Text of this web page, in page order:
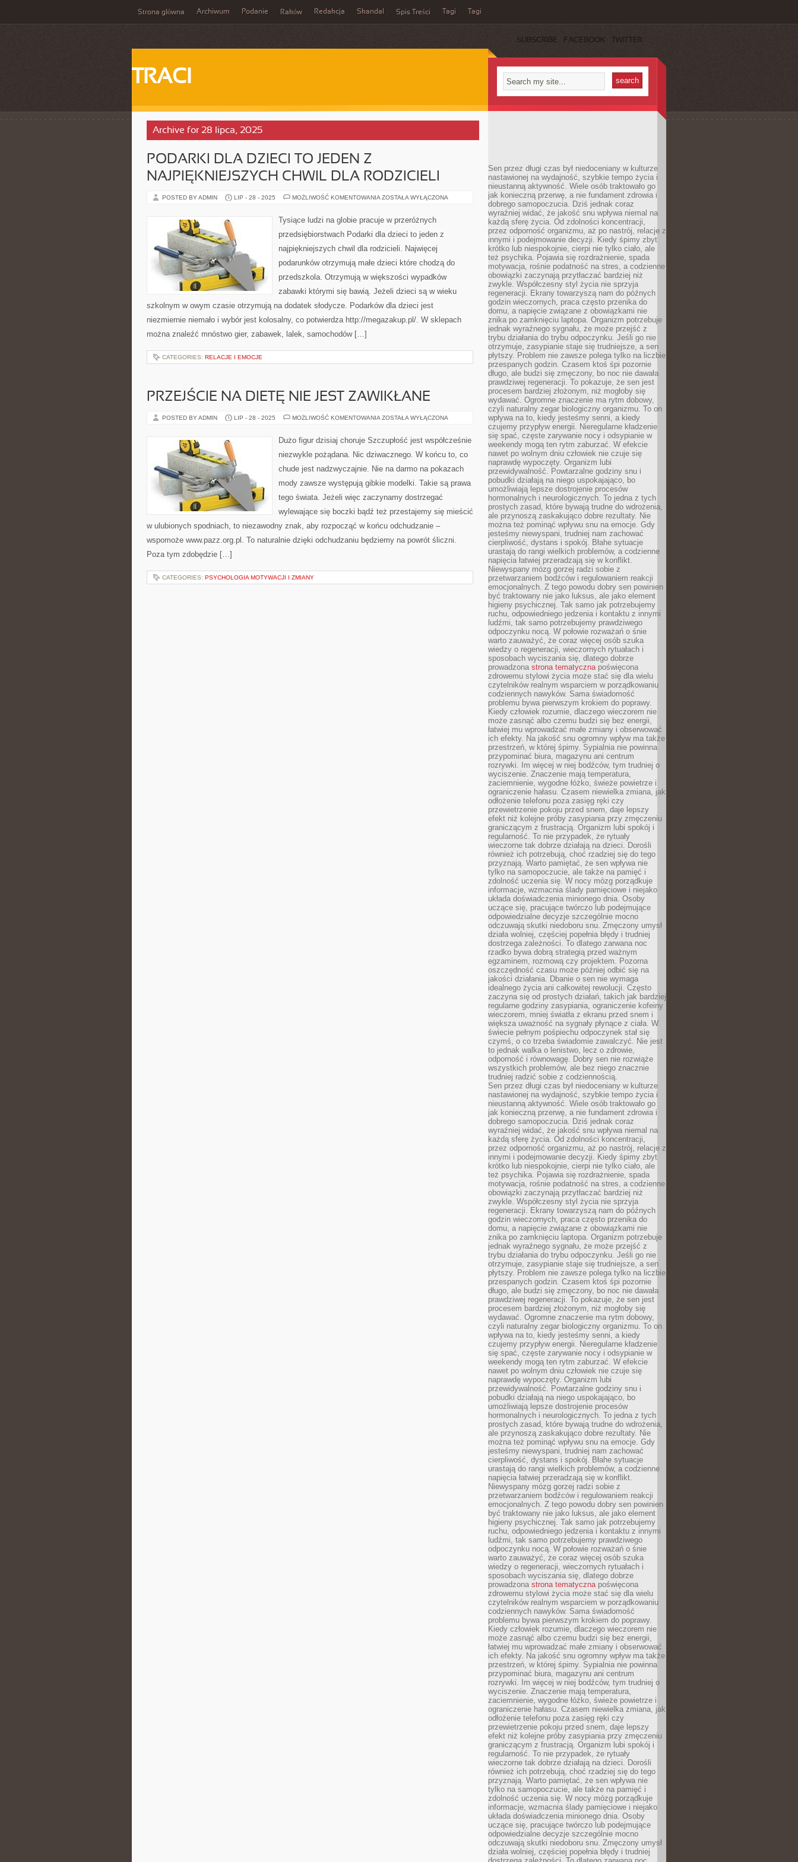
Strona główna Archiwum Podanie Raków Redakcja Skandal Spis Treści Tagi Tagi
SUBSCRIBE FACEBOOK TWITTER
TRACI
Archive for 28 lipca, 2025
PODARKI DLA DZIECI TO JEDEN Z
NAJPIĘKNIEJSZYCH CHWIL DLA RODZICIELI
POSTED BY ADMIN LIP - 28 - 2025 MOŻLIWOŚĆ KOMENTOWANIA PODARKI
JEDEN
NAJPIĘKNIEJSZYCH
DLA
ZOSTAŁA WYŁĄCZONA
Tysiące ludzi na globie pracuje w przeróżnych
przedsiębiorstwach Podarki dla dzieci to jeden z
najpiękniejszych chwil dla rodzicieli. Najwięcej
podarunków otrzymują małe dzieci które chodzą do
przedszkola. Otrzymują w większości wypadków
zabawki którymi się bawią. Jeżeli dzieci są w wieku
szkolnym w owym czasie otrzymują na dodatek słodycze. Podarków dla dzieci jest
niezmiernie niemało i wybór jest kolosalny, co potwierdza http://megazakup.pl/. W sklepach
można znaleźć mnóstwo gier, zabawek, lalek, samochodów […]
CATEGORIES: RELACJE I EMOCJE
PRZEJŚCIE NA DIETĘ NIE JEST ZAWIKŁANE
POSTED BY ADMIN LIP - 28 - 2025 MOŻLIWOŚĆ KOMENTOWANIA PRZEJŚCIE
JEST
ZOSTAŁA WYŁĄCZONA
Dużo figur dzisiaj choruje Szczupłość jest współcześnie
niezwykle pożądana. Nic dziwacznego. W końcu to, co
chude jest nadzwyczajnie. Nie na darmo na pokazach
mody zawsze występują gibkie modelki. Takie są prawa
tego świata. Jeżeli więc zaczynamy dostrzegać
wylewające się boczki bądź też przestajemy się mieścić
w ulubionych spodniach, to niezawodny znak, aby rozpocząć w końcu odchudzanie –
wspomoże www.pazz.org.pl. To naturalnie dzięki odchudzaniu będziemy na powrót śliczni.
Poza tym zdobędzie […]
CATEGORIES: PSYCHOLOGIA MOTYWACJI I ZMIANY
Sen przez długi czas był niedoceniany w kulturze
nastawionej na wydajność, szybkie tempo życia i
nieustanną aktywność. Wiele osób traktowało go
jak konieczną przerwę, a nie fundament zdrowia i
dobrego samopoczucia. Dziś jednak coraz
wyraźniej widać, że jakość snu wpływa niemal na
każdą sferę życia. Od zdolności koncentracji,
przez odporność organizmu, aż po nastrój, relacje z
innymi i podejmowanie decyzji. Kiedy śpimy zbyt
krótko lub niespokojnie, cierpi nie tylko ciało, ale
też psychika. Pojawia się rozdrażnienie, spada
motywacja, rośnie podatność na stres, a codzienne
obowiązki zaczynają przytłaczać bardziej niż
zwykle. Współczesny styl życia nie sprzyja
regeneracji. Ekrany towarzyszą nam do późnych
godzin wieczornych, praca często przenika do
domu, a napięcie związane z obowiązkami nie
znika po zamknięciu laptopa. Organizm potrzebuje
jednak wyraźnego sygnału, że może przejść z
trybu działania do trybu odpoczynku. Jeśli go nie
otrzymuje, zasypianie staje się trudniejsze, a sen
płytszy. Problem nie zawsze polega tylko na liczbie
przespanych godzin. Czasem ktoś śpi pozornie
długo, ale budzi się zmęczony, bo noc nie dawała
prawdziwej regeneracji. To pokazuje, że sen jest
procesem bardziej złożonym, niż mogłoby się
wydawać. Ogromne znaczenie ma rytm dobowy,
czyli naturalny zegar biologiczny organizmu. To on
wpływa na to, kiedy jesteśmy senni, a kiedy
czujemy przypływ energii. Nieregularne kładzenie
się spać, częste zarywanie nocy i odsypianie w
weekendy mogą ten rytm zaburzać. W efekcie
nawet po wolnym dniu człowiek nie czuje się
naprawdę wypoczęty. Organizm lubi
przewidywalność. Powtarzalne godziny snu i
pobudki działają na niego uspokajająco, bo
umożliwiają lepsze dostrojenie procesów
hormonalnych i neurologicznych. To jedna z tych
prostych zasad, które bywają trudne do wdrożenia,
ale przynoszą zaskakująco dobre rezultaty. Nie
można też pominąć wpływu snu na emocje. Gdy
jesteśmy niewyspani, trudniej nam zachować
cierpliwość, dystans i spokój. Błahe sytuacje
urastają do rangi wielkich problemów, a codzienne
napięcia łatwiej przeradzają się w konflikt.
Niewyspany mózg gorzej radzi sobie z
przetwarzaniem bodźców i regulowaniem reakcji
emocjonalnych. Z tego powodu dobry sen powinien
być traktowany nie jako luksus, ale jako element
higieny psychicznej. Tak samo jak potrzebujemy
ruchu, odpowiedniego jedzenia i kontaktu z innymi
ludźmi, tak samo potrzebujemy prawdziwego
odpoczynku nocą. W połowie rozważań o śnie
warto zauważyć, że coraz więcej osób szuka
wiedzy o regeneracji, wieczornych rytuałach i
sposobach wyciszania się, dlatego dobrze
prowadzona strona tematycznapoświęcona
zdrowemu stylowi życia może stać się dla wielu
czytelników realnym wsparciem w porządkowaniu
codziennych nawyków. Sama świadomość
problemu bywa pierwszym krokiem do poprawy.
Kiedy człowiek rozumie, dlaczego wieczorem nie
może zasnąć albo czemu budzi się bez energii,
łatwiej mu wprowadzać małe zmiany i obserwować
ich efekty. Na jakość snu ogromny wpływ ma także
przestrzeń, w której śpimy. Sypialnia nie powinna
przypominać biura, magazynu ani centrum
rozrywki. Im więcej w niej bodźców, tym trudniej o
wyciszenie. Znaczenie mają temperatura,
zaciemnienie, wygodne łóżko, świeże powietrze i
ograniczenie hałasu. Czasem niewielka zmiana, jak
odłożenie telefonu poza zasięg ręki czy
przewietrzenie pokoju przed snem, daje lepszy
efekt niż kolejne próby zasypiania przy zmęczeniu
graniczącym z frustracją. Organizm lubi spokój i
regularność. To nie przypadek, że rytuały
wieczorne tak dobrze działają na dzieci. Dorośli
również ich potrzebują, choć rzadziej się do tego
przyznają. Warto pamiętać, że sen wpływa nie
tylko na samopoczucie, ale także na pamięć i
zdolność uczenia się. W nocy mózg porządkuje
informacje, wzmacnia ślady pamięciowe i niejako
układa doświadczenia minionego dnia. Osoby
uczące się, pracujące twórczo lub podejmujące
odpowiedzialne decyzje szczególnie mocno
odczuwają skutki niedoboru snu. Zmęczony umysł
działa wolniej, częściej popełnia błędy i trudniej
dostrzega zależności. To dlatego zarwana noc
rzadko bywa dobrą strategią przed ważnym
egzaminem, rozmową czy projektem. Pozorna
oszczędność czasu może później odbić się na
jakości działania. Dbanie o sen nie wymaga
idealnego życia ani całkowitej rewolucji. Często
zaczyna się od prostych działań, takich jak bardziej
regularne godziny zasypiania, ograniczenie kofeiny
wieczorem, mniej światła z ekranu przed snem i
większa uważność na sygnały płynące z ciała. W
świecie pełnym pośpiechu odpoczynek stał się
czymś, o co trzeba świadomie zawalczyć. Nie jest
to jednak walka o lenistwo, lecz o zdrowie,
odporność i równowagę. Dobry sen nie rozwiąże
wszystkich problemów, ale bez niego znacznie
trudniej radzić sobie z codziennością.
Sen przez długi czas był niedoceniany w kulturze
nastawionej na wydajność, szybkie tempo życia i
nieustanną aktywność. Wiele osób traktowało go
jak konieczną przerwę, a nie fundament zdrowia i
dobrego samopoczucia. Dziś jednak coraz
wyraźniej widać, że jakość snu wpływa niemal na
każdą sferę życia. Od zdolności koncentracji,
przez odporność organizmu, aż po nastrój, relacje z
innymi i podejmowanie decyzji. Kiedy śpimy zbyt
krótko lub niespokojnie, cierpi nie tylko ciało, ale
też psychika. Pojawia się rozdrażnienie, spada
motywacja, rośnie podatność na stres, a codzienne
obowiązki zaczynają przytłaczać bardziej niż
zwykle. Współczesny styl życia nie sprzyja
regeneracji. Ekrany towarzyszą nam do późnych
godzin wieczornych, praca często przenika do
domu, a napięcie związane z obowiązkami nie
znika po zamknięciu laptopa. Organizm potrzebuje
jednak wyraźnego sygnału, że może przejść z
trybu działania do trybu odpoczynku. Jeśli go nie
otrzymuje, zasypianie staje się trudniejsze, a sen
płytszy. Problem nie zawsze polega tylko na liczbie
przespanych godzin. Czasem ktoś śpi pozornie
długo, ale budzi się zmęczony, bo noc nie dawała
prawdziwej regeneracji. To pokazuje, że sen jest
procesem bardziej złożonym, niż mogłoby się
wydawać. Ogromne znaczenie ma rytm dobowy,
czyli naturalny zegar biologiczny organizmu. To on
wpływa na to, kiedy jesteśmy senni, a kiedy
czujemy przypływ energii. Nieregularne kładzenie
się spać, częste zarywanie nocy i odsypianie w
weekendy mogą ten rytm zaburzać. W efekcie
nawet po wolnym dniu człowiek nie czuje się
naprawdę wypoczęty. Organizm lubi
przewidywalność. Powtarzalne godziny snu i
pobudki działają na niego uspokajająco, bo
umożliwiają lepsze dostrojenie procesów
hormonalnych i neurologicznych. To jedna z tych
prostych zasad, które bywają trudne do wdrożenia,
ale przynoszą zaskakująco dobre rezultaty. Nie
można też pominąć wpływu snu na emocje. Gdy
jesteśmy niewyspani, trudniej nam zachować
cierpliwość, dystans i spokój. Błahe sytuacje
urastają do rangi wielkich problemów, a codzienne
napięcia łatwiej przeradzają się w konflikt.
Niewyspany mózg gorzej radzi sobie z
przetwarzaniem bodźców i regulowaniem reakcji
emocjonalnych. Z tego powodu dobry sen powinien
być traktowany nie jako luksus, ale jako element
higieny psychicznej. Tak samo jak potrzebujemy
ruchu, odpowiedniego jedzenia i kontaktu z innymi
ludźmi, tak samo potrzebujemy prawdziwego
odpoczynku nocą. W połowie rozważań o śnie
warto zauważyć, że coraz więcej osób szuka
wiedzy o regeneracji, wieczornych rytuałach i
sposobach wyciszania się, dlatego dobrze
prowadzona strona tematycznapoświęcona
zdrowemu stylowi życia może stać się dla wielu
czytelników realnym wsparciem w porządkowaniu
codziennych nawyków. Sama świadomość
problemu bywa pierwszym krokiem do poprawy.
Kiedy człowiek rozumie, dlaczego wieczorem nie
może zasnąć albo czemu budzi się bez energii,
łatwiej mu wprowadzać małe zmiany i obserwować
ich efekty. Na jakość snu ogromny wpływ ma także
przestrzeń, w której śpimy. Sypialnia nie powinna
przypominać biura, magazynu ani centrum
rozrywki. Im więcej w niej bodźców, tym trudniej o
wyciszenie. Znaczenie mają temperatura,
zaciemnienie, wygodne łóżko, świeże powietrze i
ograniczenie hałasu. Czasem niewielka zmiana, jak
odłożenie telefonu poza zasięg ręki czy
przewietrzenie pokoju przed snem, daje lepszy
efekt niż kolejne próby zasypiania przy zmęczeniu
graniczącym z frustracją. Organizm lubi spokój i
regularność. To nie przypadek, że rytuały
wieczorne tak dobrze działają na dzieci. Dorośli
również ich potrzebują, choć rzadziej się do tego
przyznają. Warto pamiętać, że sen wpływa nie
tylko na samopoczucie, ale także na pamięć i
zdolność uczenia się. W nocy mózg porządkuje
informacje, wzmacnia ślady pamięciowe i niejako
układa doświadczenia minionego dnia. Osoby
uczące się, pracujące twórczo lub podejmujące
odpowiedzialne decyzje szczególnie mocno
odczuwają skutki niedoboru snu. Zmęczony umysł
działa wolniej, częściej popełnia błędy i trudniej